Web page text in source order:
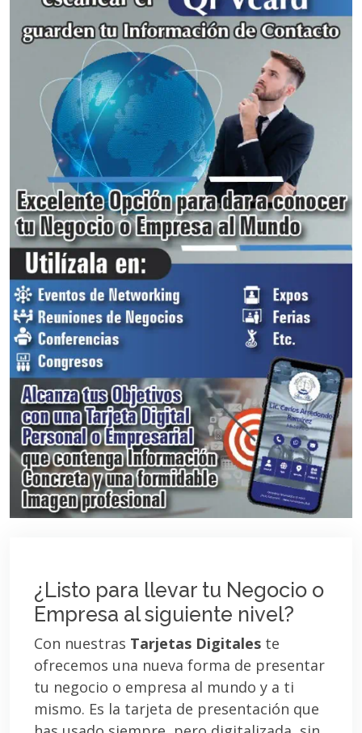
¿Listo para llevar tu Negocio o
Empresa al siguiente nivel?
Con nuestras Tarjetas Digitales te
ofrecemos una nueva forma de presentar
tu negocio o empresa al mundo y a ti
mismo. Es la tarjeta de presentación que